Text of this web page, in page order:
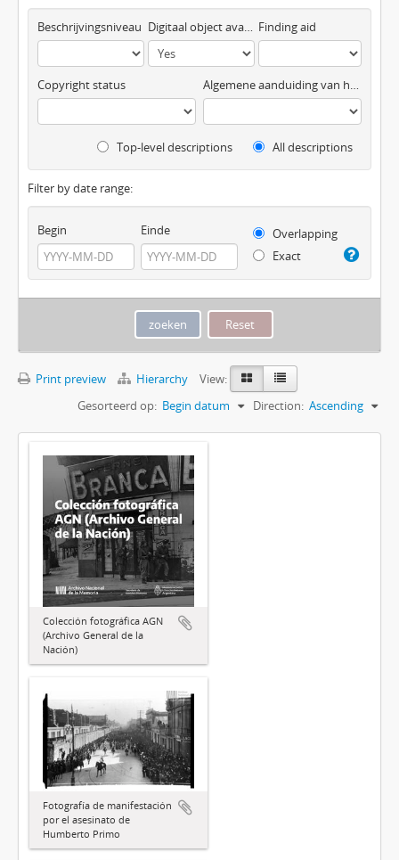
Beschrijvingsniveau Digitaal object available Finding aid
Copyright status Algemene aanduiding van het materiaal
Top-level descriptions All descriptions
Filter by date range:
Begin Einde
Overlapping
Exact
Print preview Hierarchy
View:
Gesorteerd op: Begin datum Direction: Ascending
Colección fotográfica AGN
(Archivo General de la
Nación)
Fotografía de manifestación
por el asesinato de
Humberto Primo